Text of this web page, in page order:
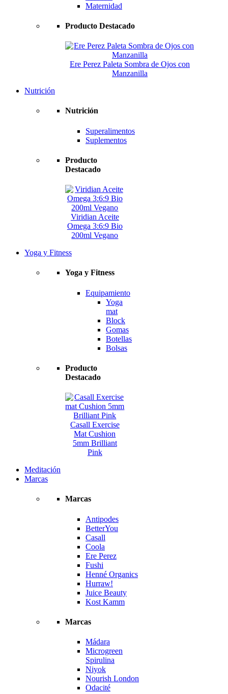
Maternidad
Producto Destacado
Ere Perez Paleta Sombra de Ojos con
Manzanilla
Nutrición
Nutrición
Superalimentos
Suplementos
Producto
Destacado
Viridian Aceite
Omega 3:6:9 Bio
200ml Vegano
Yoga y Fitness
Yoga y Fitness
Equipamiento
Yoga
mat
Block
Gomas
Botellas
Bolsas
Producto
Destacado
Casall Exercise
Mat Cushion
5mm Brilliant
Pink
Meditación
Marcas
Marcas
Antipodes
BetterYou
Casall
Coola
Ere Perez
Fushi
Henné Organics
Hurraw!
Juice Beauty
Kost Kamm
Marcas
Mádara
Microgreen
Spirulina
Niyok
Nourish London
Odacité